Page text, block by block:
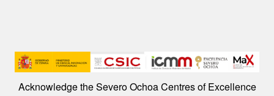
Image
Acknowledge the Severo Ochoa Centres of Excellence